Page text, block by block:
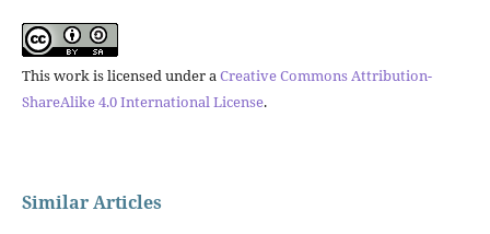
This work is licensed under aCreative Commons Attribution-
ShareAlike 4.0 International License.
Similar Articles